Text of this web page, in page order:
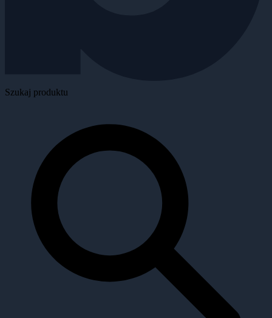
Szukaj produktu